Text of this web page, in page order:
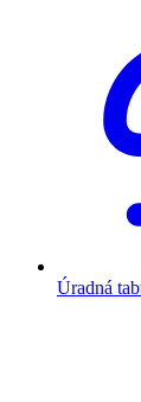
Úradná